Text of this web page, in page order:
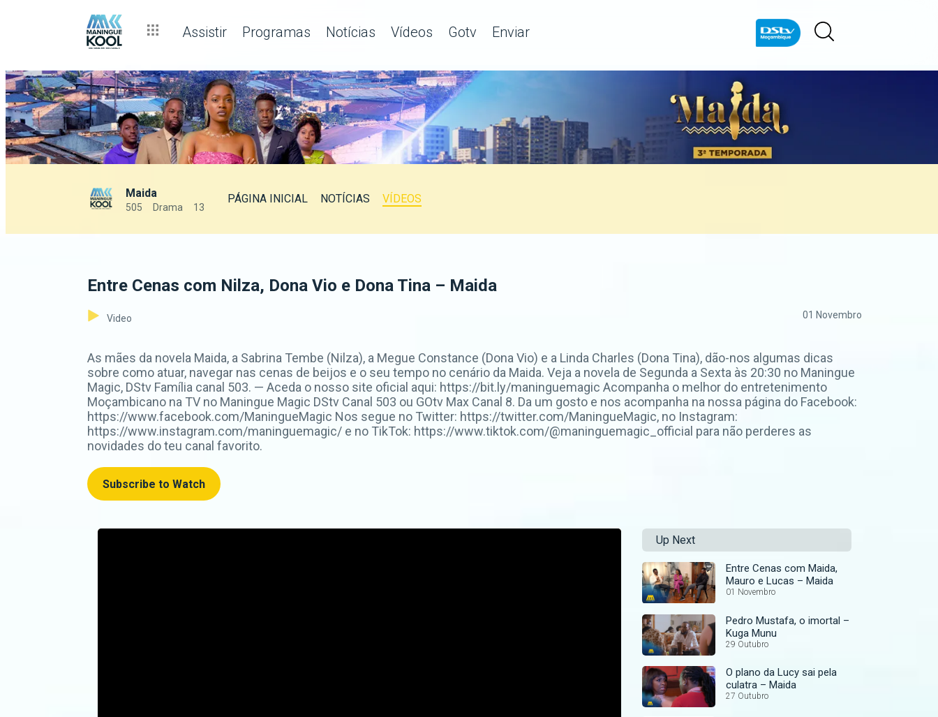
Assistir Programas Notícias Vídeos Gotv Enviar
Maida
505 Drama 13
PÁGINA INICIAL NOTÍCIAS VÍDEOS
Entre Cenas com Nilza, Dona Vio e Dona Tina – Maida
Video 01 Novembro
As mães da novela Maida, a Sabrina Tembe (Nilza), a Megue Constance (Dona Vio) e a Linda Charles (Dona Tina), dão-nos algumas dicas
sobre como atuar, navegar nas cenas de beijos e o seu tempo no cenário da Maida. Veja a novela de Segunda a Sexta às 20:30 no Maningue
Magic, DStv Família canal 503. — Aceda o nosso site oficial aqui: https://bit.ly/maninguemagic Acompanha o melhor do entretenimento
Moçambicano na TV no Maningue Magic DStv Canal 503 ou GOtv Max Canal 8. Da um gosto e nos acompanha na nossa página do Facebook:
https://www.facebook.com/ManingueMagic Nos segue no Twitter: https://twitter.com/ManingueMagic, no Instagram:
https://www.instagram.com/maninguemagic/ e no TikTok: https://www.tiktok.com/@maninguemagic_official para não perderes as
novidades do teu canal favorito.
Subscribe to Watch
Up Next
Entre Cenas com Maida,
Mauro e Lucas – Maida
01 Novembro
Pedro Mustafa, o imortal –
Kuga Munu
29 Outubro
O plano da Lucy sai pela
culatra – Maida
27 Outubro